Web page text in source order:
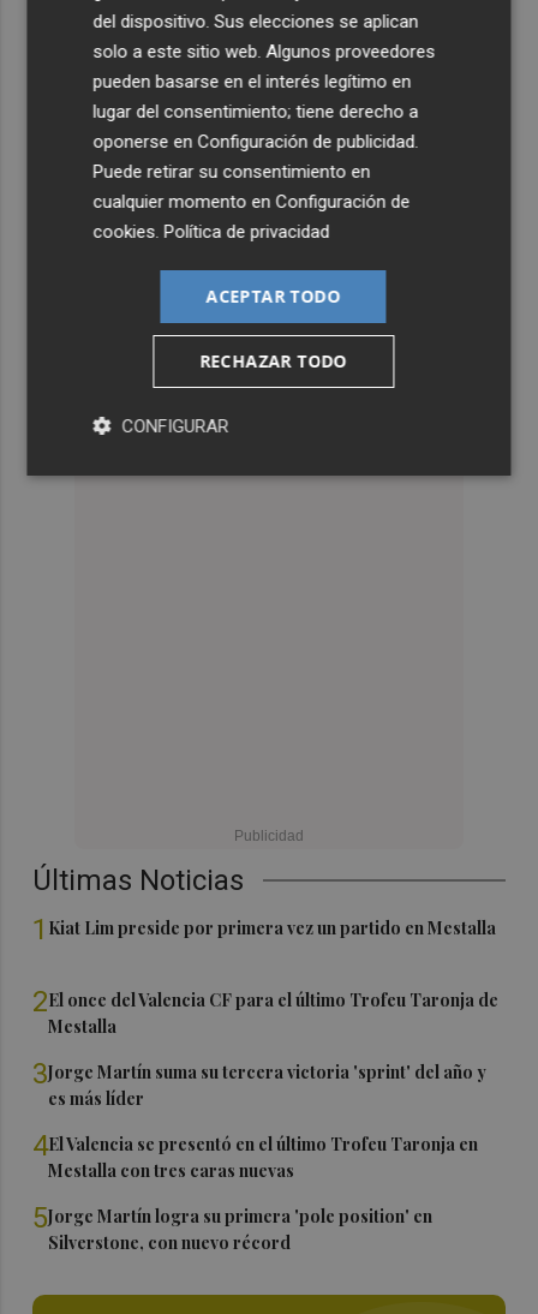
Últimas Noticias
1 Kiat Lim preside por primera vez un partido en Mestalla
2El once del Valencia CF para el último Trofeu Taronja de
Mestalla
3Jorge Martín suma su tercera victoria 'sprint' del año y
es más líder
4El Valencia se presentó en el último Trofeu Taronja en
Mestalla con tres caras nuevas
5Jorge Martín logra su primera 'pole position' en
Silverstone, con nuevo récord
del dispositivo. Sus elecciones se aplican
solo a este sitio web. Algunos proveedores
pueden basarse en el interés legítimo en
lugar del consentimiento; tiene derecho a
oponerse enConfiguración de publicidad.
Puede retirar su consentimiento en
cualquier momento enConfiguración de
cookies.Política de privacidad
ACEPTAR TODO
RECHAZAR TODO
CONFIGURAR